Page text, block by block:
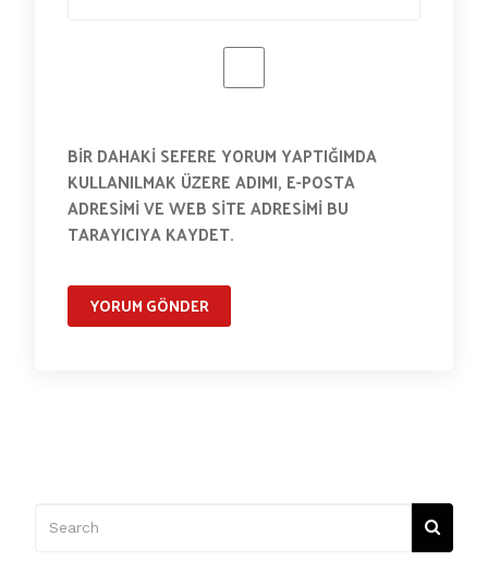
BIR DAHAKI SEFERE YORUM YAPTIĞIMDA
KULLANILMAK ÜZERE ADIMI, E-POSTA
ADRESIMI VE WEB SITE ADRESIMI BU
TARAYICIYA KAYDET.